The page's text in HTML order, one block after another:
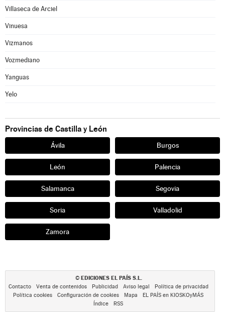
Villaseca de Arciel
Vinuesa
Vizmanos
Vozmediano
Yanguas
Yelo
Provincias de Castilla y León
Ávila Burgos
León Palencia
Salamanca Segovia
Soria Valladolid
Zamora
© EDICIONES EL PAÍS S.L.
Contacto Venta de contenidos Publicidad Aviso legal
Política de privacidad
Política cookies
Configuración de cookies Mapa
EL PAÍS en KIOSKOyMÁS
Índice
RSS